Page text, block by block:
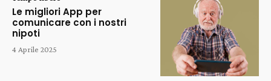
Le migliori App per
comunicare con i nostri
nipoti
4 Aprile 2025